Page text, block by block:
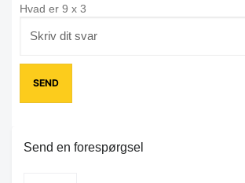
Hvad er 9 x 3
Send en forespørgsel